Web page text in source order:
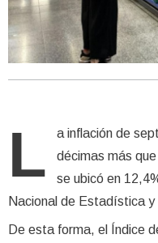
L
a inflación de
décimas más
se ubicó en
Nacional de Estadística y
De esta forma, el Índice